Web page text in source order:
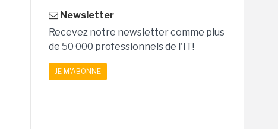
Newsletter
Recevez notre newsletter comme plus
de 50 000 professionnels de l'IT!
JE M'ABONNE